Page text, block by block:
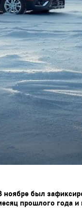
КАМПАНИИ
ноябре был
прошлого года и